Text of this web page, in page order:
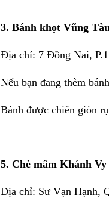
3. Bánh khọt Vũng
Địa chỉ: 7 Đồng Nai,
Nếu bạn đang thèm
Bánh được chiên giòn
5. Chè mâm Khánh Vy
Địa chỉ: Sư Vạn Hạnh,